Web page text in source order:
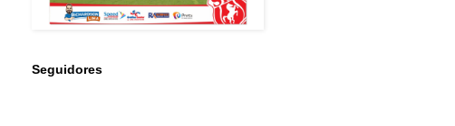
Seguidores